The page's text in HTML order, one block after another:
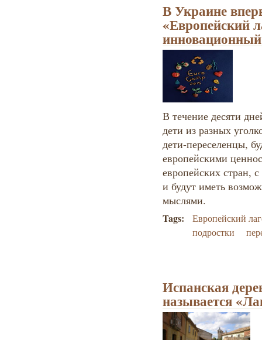
В Украине
«Европейский
В течение десяти
дети из разных
дети-переселенцы,
европейскими
европейских стран,
и будут иметь
мыслями.
Tags:
Европейский
подростки
Испанская
называется